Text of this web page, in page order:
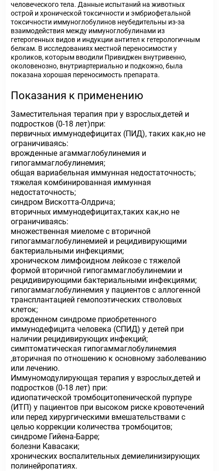
человеческого тела. Данные испытаний на животных
острой и хронической токсичности и эмбриофетальной
токсичности иммуноглобулинов неубедительны из-за
взаимодействия между иммуноглобулинами из
гетерогенных видов и индукции антител к гетерологичным
белкам. В исследованиях местной переносимости у
кроликов, которым вводили Привиджен внутривенно,
околовенозно, внутриартериально и подкожно, была
показана хорошая переносимость препарата.
Показания к применению
Заместительная терапия при у взрослых,детей и
подростков (0-18 лет)при:
первичных иммунодефицитах (ПИД), таких как,но не
ограничиваясь:
врожденные агаммаглобулинемия и
гипогаммаглобулинемия;
общая вариабельная иммунная недостаточность;
тяжелая комбинированная иммунная
недостаточность;
синдром Вискотта-Олдрича;
вторичных иммунодефицитах,таких как,но не
ограничиваясь:
множественная миеломе с вторичной
гипогаммаглобулинемией и рецидивирующими
бактериальными инфекциями;
хроническом лимфоидном лейкозе с тяжелой
формой вторичной гипогаммаглобулинемии и
рецидивирующими бактериальными инфекциями;
гипогаммаглобулинемия у пациентов с аллогенной
трансплантацией гемопоэтических стволовых
клеток;
врожденном синдроме приобретенного
иммунодефицита человека (СПИД) у детей при
наличии рецидивирующих инфекций;
симптоматическая гипогаммаглобулинемия
,вторичная по отношению к основному заболеванию
или лечению.
Иммуномодулирующая терапия у взрослых,детей и
подростков (0-18 лет) при:
идиопатической тромбоцитопенической пурпуре
(ИТП) у пациентов при высоком риске кровотечений
или перед хирургическими вмешательствами с
целью коррекции количества тромбоцитов;
синдроме Гийена-Барре;
болезни Кавасаки;
хронических воспалительных демиелинизирующих
полинейропатиях.